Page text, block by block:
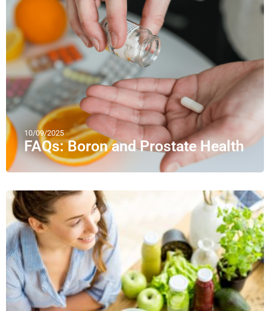
10/09/2025
FAQs: Boron and Prostate Health